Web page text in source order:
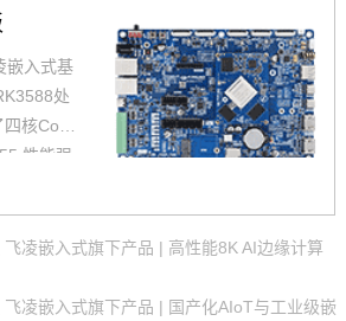
C核心板
用中能够
凌提供
评估和验
嵌入式基
处
核Corte
性能强
产品简
点，评估
RK3588
包括rk3
应用笔
飞凌嵌入式旗下产品 | 高性能8K AI边缘计算
凌嵌入式旗下产品 | 国产化AIoT与工业级嵌